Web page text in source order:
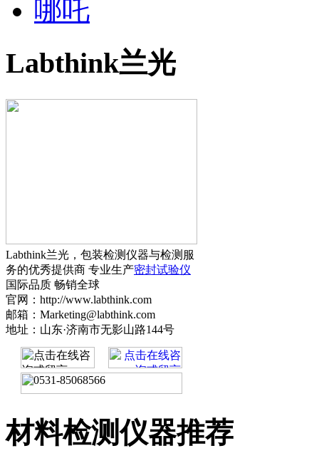
哪吒
Labthink兰光
Labthink兰光，包装检测仪器与检测服
务的优秀提供商 专业生产密封试验仪
国际品质 畅销全球
官网：http://www.labthink.com
邮箱：Marketing@labthink.com
地址：山东·济南市无影山路144号
材料检测仪器推荐